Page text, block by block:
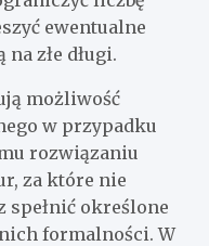
ewentualne
złe długi.
możliwość
w przypadku
rozwiązaniu
za które nie
spełnić określone
formalności. W